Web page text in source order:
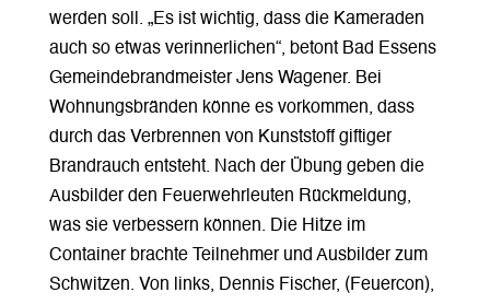
werden soll. „Es ist wichtig, dass die Kameraden
auch so etwas verinnerlichen“, betont Bad Essens
Gemeindebrandmeister Jens Wagener. Bei
Wohnungsbränden könne es vorkommen, dass
durch das Verbrennen von Kunststoff giftiger
Brandrauch entsteht. Nach der Übung geben die
Ausbilder den Feuerwehrleuten Rückmeldung,
was sie verbessern können. Die Hitze im
Container brachte Teilnehmer und Ausbilder zum
Schwitzen. Von links, Dennis Fischer, (Feuercon),